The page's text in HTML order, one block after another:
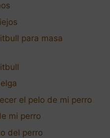
para masa
el pelo de mi perro
mi perro
del perro